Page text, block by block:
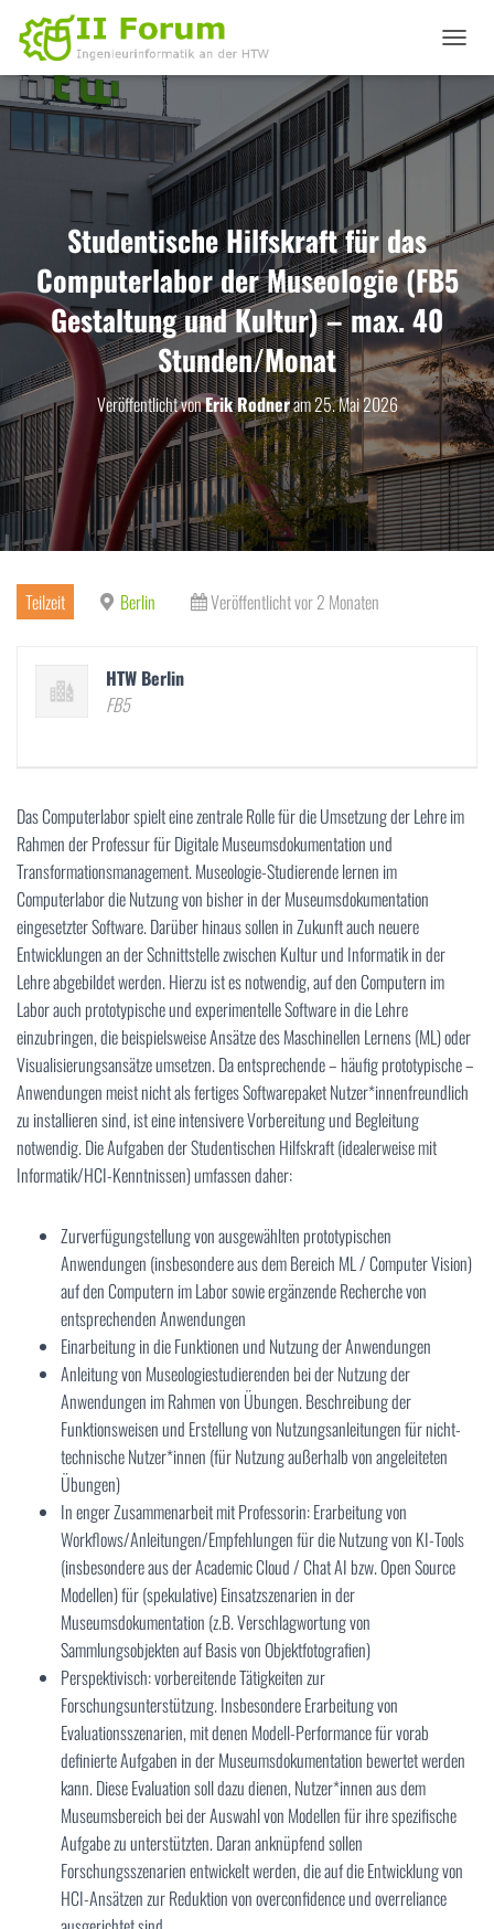
A
I
G
N
U
M
C
H
A
L
T
E
N
Studentische Hilfskraft für das
Computerlabor der Museologie (FB5
Gestaltung und Kultur) – max. 40
Stunden/Monat
Veröffentlicht vonErik Rodneram25. Mai 2026
Teilzeit Berlin Veröffentlicht vor 2 Monaten
HTW Berlin
FB5
Das Computerlabor spielt eine zentrale Rolle für die Umsetzung der Lehre im
Rahmen der Professur für Digitale Museumsdokumentation und
Transformationsmanagement. Museologie-Studierende lernen im
Computerlabor die Nutzung von bisher in der Museumsdokumentation
eingesetzter Software. Darüber hinaus sollen in Zukunft auch neuere
Entwicklungen an der Schnittstelle zwischen Kultur und Informatik in der
Lehre abgebildet werden. Hierzu ist es notwendig, auf den Computern im
Labor auch prototypische und experimentelle Software in die Lehre
einzubringen, die beispielsweise Ansätze des Maschinellen Lernens (ML) oder
Visualisierungsansätze umsetzen. Da entsprechende – häufig prototypische –
Anwendungen meist nicht als fertiges Softwarepaket Nutzer*innenfreundlich
zu installieren sind, ist eine intensivere Vorbereitung und Begleitung
notwendig. Die Aufgaben der Studentischen Hilfskraft (idealerweise mit
Informatik/HCI-Kenntnissen) umfassen daher:
Zurverfügungstellung von ausgewählten prototypischen
Anwendungen (insbesondere aus dem Bereich ML / Computer Vision)
auf den Computern im Labor sowie ergänzende Recherche von
entsprechenden Anwendungen
Einarbeitung in die Funktionen und Nutzung der Anwendungen
Anleitung von Museologiestudierenden bei der Nutzung der
Anwendungen im Rahmen von Übungen. Beschreibung der
Funktionsweisen und Erstellung von Nutzungsanleitungen für nicht-
technische Nutzer*innen (für Nutzung außerhalb von angeleiteten
Übungen)
In enger Zusammenarbeit mit Professorin: Erarbeitung von
Workflows/Anleitungen/Empfehlungen für die Nutzung von KI-Tools
(insbesondere aus der Academic Cloud / Chat AI bzw. Open Source
Modellen) für (spekulative) Einsatzszenarien in der
Museumsdokumentation (z.B. Verschlagwortung von
Sammlungsobjekten auf Basis von Objektfotografien)
Perspektivisch: vorbereitende Tätigkeiten zur
Forschungsunterstützung. Insbesondere Erarbeitung von
Evaluationsszenarien, mit denen Modell-Performance für vorab
definierte Aufgaben in der Museumsdokumentation bewertet werden
kann. Diese Evaluation soll dazu dienen, Nutzer*innen aus dem
Museumsbereich bei der Auswahl von Modellen für ihre spezifische
Aufgabe zu unterstützten. Daran anknüpfend sollen
Forschungsszenarien entwickelt werden, die auf die Entwicklung von
HCI-Ansätzen zur Reduktion von overconfidence und overreliance